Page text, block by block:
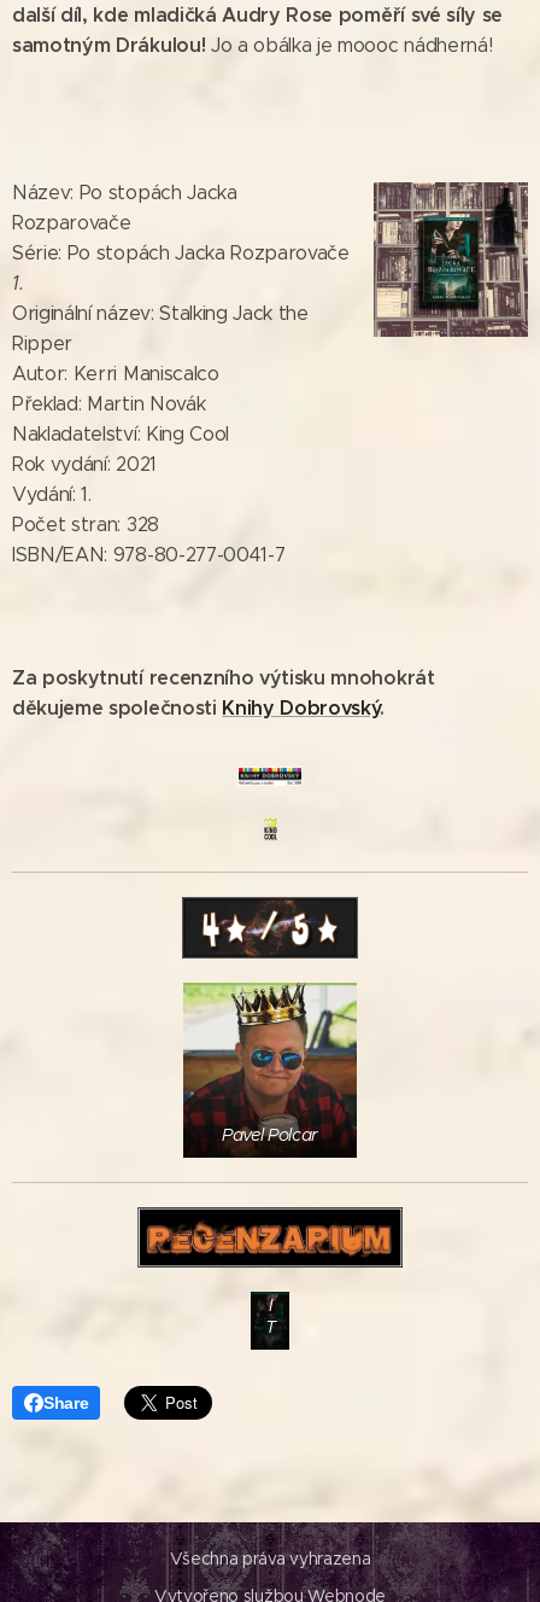
další díl, kde mladičká Audry Rose poměří své síly se
samotným Drákulou! Jo a obálka je moooc nádherná!
Název: Po stopách Jacka
Rozparovače
Série: Po stopách Jacka Rozparovače
1.
Originální název: Stalking Jack the
Ripper
Autor: Kerri Maniscalco
Překlad: Martin Novák
Nakladatelství: King Cool
Rok vydání: 2021
Vydání: 1.
Počet stran: 328
ISBN/EAN: 978-80-277-0041-7
Za poskytnutí recenzního výtisku mnohokrát
děkujeme společnosti Knihy Dobrovský.
Pavel Polcar
O
U
I
T
Share
Všechna práva vyhrazena
Vytvořeno službouWebnode